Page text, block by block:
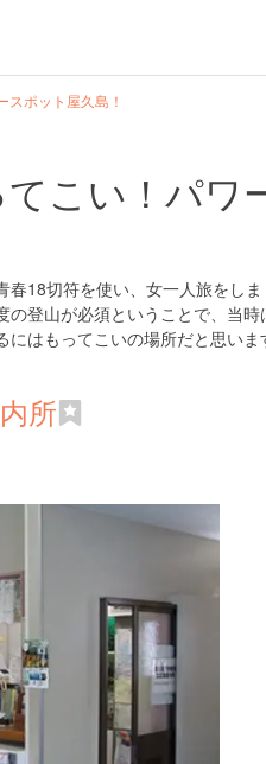
スポット屋久島！
こい！パワ
18切符を使い、女一人旅をし
登山が必須ということで、当
はもってこいの場所だと思いま
所